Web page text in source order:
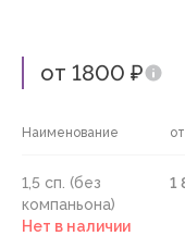
от 1800 ₽
Наименование
1,5 сп. (без
компаньона)
1
Нет в наличии